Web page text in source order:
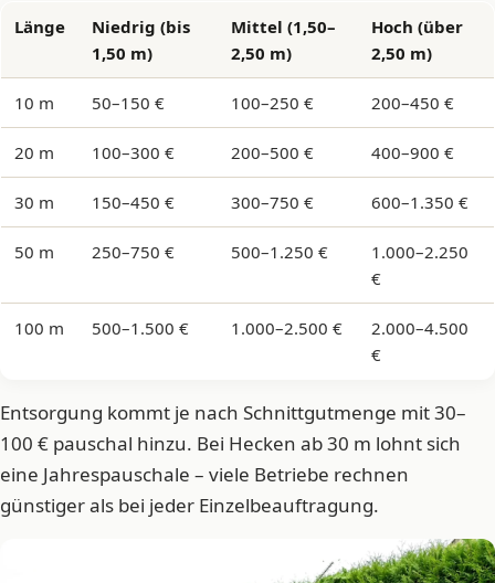
Länge
Niedrig (bis
1,50 m)
Mittel (1,50–
2,50 m)
Hoch (über
2,50 m)
10 m 50–150 € 100–250 € 200–450 €
20 m 100–300 € 200–500 € 400–900 €
30 m 150–450 € 300–750 € 600–1.350 €
50 m 250–750 € 500–1.250 €
1.000–2.250
€
100 m 500–1.500 € 1.000–2.500 €
2.000–4.500
€
Entsorgung kommt je nach Schnittgutmenge mit 30–
100 € pauschal hinzu. Bei Hecken ab 30 m lohnt sich
eine Jahrespauschale – viele Betriebe rechnen
günstiger als bei jeder Einzelbeauftragung.